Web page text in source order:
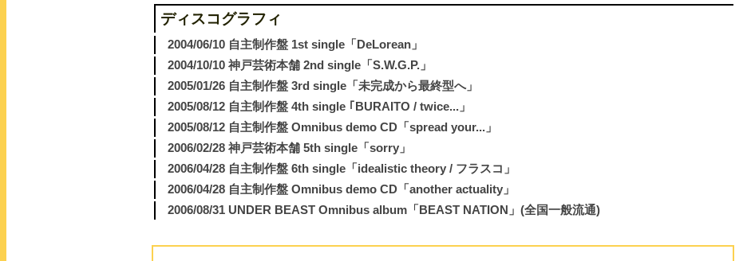
ディスコグラフィ
2004/06/10 自主制作盤 1st single「DeLorean」
2004/10/10 神戸芸術本舗 2nd single「S.W.G.P.」
2005/01/26 自主制作盤 3rd single「未完成から最終型へ」
2005/08/12 自主制作盤 4th single ｢BURAITO / twice...」
2005/08/12 自主制作盤 Omnibus demo CD「spread your...」
2006/02/28 神戸芸術本舗 5th single「sorry」
2006/04/28 自主制作盤 6th single「idealistic theory / フラスコ」
2006/04/28 自主制作盤 Omnibus demo CD「another actuality」
2006/08/31 UNDER BEAST Omnibus album「BEAST NATION」(全国一般流通)